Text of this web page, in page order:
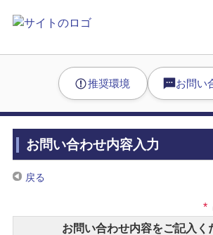
推奨環境 お問い
お問い合わせ内容入力
戻る
*
お問い合わせ内容をご記入く